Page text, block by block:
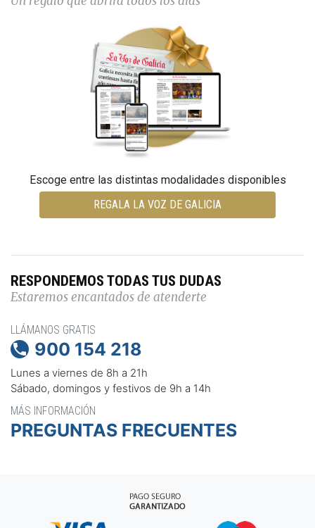
Escoge entre las distintas modalidades disponibles
REGALA LA VOZ DE GALICIA
RESPONDEMOS TODAS TUS DUDAS
Estaremos encantados de atenderte
LLÁMANOS GRATIS
 900 154 218
Lunes a viernes de 8h a 21h
Sábado, domingos y festivos de 9h a 14h
MÁS INFORMACIÓN
PREGUNTAS FRECUENTES